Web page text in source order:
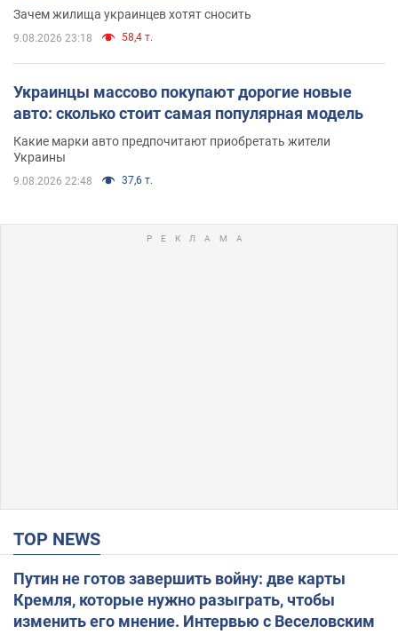
Зачем жилища украинцев хотят сносить
9.08.2026 23:18 58,4 т.
Украинцы массово покупают дорогие новые
авто: сколько стоит самая популярная модель
Какие марки авто предпочитают приобретать жители
Украины
9.08.2026 22:48 37,6 т.
TOP NEWS
Путин не готов завершить войну: две карты
Кремля, которые нужно разыграть, чтобы
изменить его мнение. Интервью с Веселовским